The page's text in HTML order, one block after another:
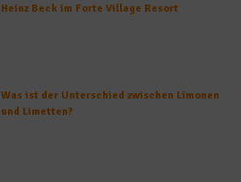
Heinz Beck im Forte Village Resort
Was ist der Unterschied zwischen Limonen
und Limetten?